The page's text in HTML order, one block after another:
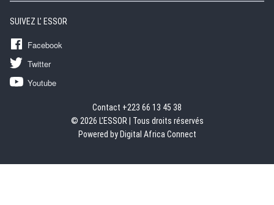
SUIVEZ L' ESSOR
Facebook
Twitter
Youtube
Contact +223 66 13 45 38
© 2026 L'ESSOR | Tous droits réservés
Powered by Digital Africa Connect